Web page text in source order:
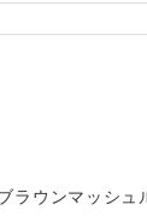
ラウンマッ